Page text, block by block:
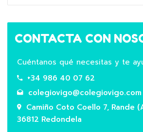
CONTACTA CON
Cuéntanos qué necesitas y te
+34 986 40 07 62
colegiovigo@colegiovigo.com
Camiño Coto Coello 7, Rande
36812 Redondela